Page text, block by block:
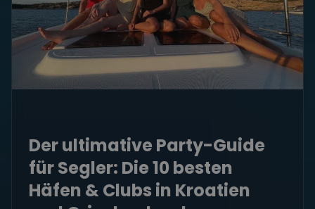
Der ultimative Party-Guide
für Segler: Die 10 besten
Häfen & Clubs in Kroatien